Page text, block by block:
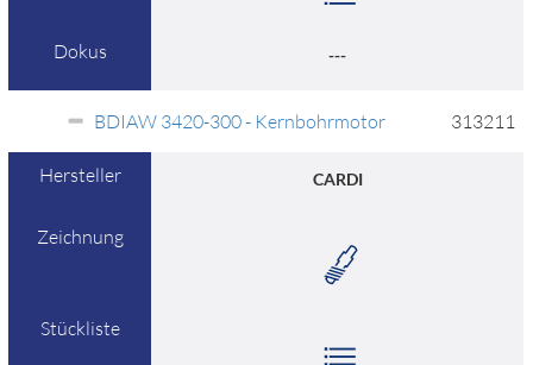
Dokus ---
BDIAW 3420-300 - Kernbohrmotor 313211
Hersteller CARDI
Zeichnung
Stückliste